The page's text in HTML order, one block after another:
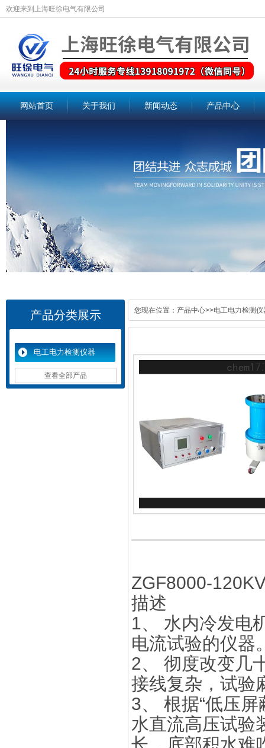
欢迎来到上海旺徐电气有限公司
网站首页 关于我们 新闻动态 产品中心
产品分类展示
电工电力检测仪器
查看全部产品
您现在位置： 产品中心>>电工电力检测仪
ZGF8000-
描述
1、 水内冷发电
电流试验的仪器
2、 彻度改变几
接线复杂，试验
3、 根据“低压
水直流高压试验